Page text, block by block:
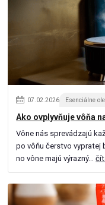
07.02.2026 Esenciálne
Ako ovplyvňuje vôňa
Vône nás sprevádzajú
po vôňu čerstvo vypratej
no vône majú výrazný...